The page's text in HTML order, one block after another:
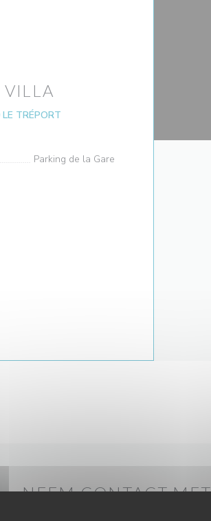
VILLA
TRÉPORT((opent in een nieuw venster))
Parking de la Gare
NEEM CONTACT